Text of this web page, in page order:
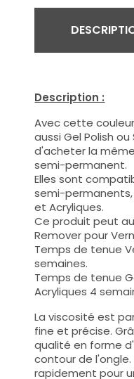
Description :
Avec cette
aussi Gel Polish
d'acheter la
semi-permanent.
Elles sont
semi-permanents,
et Acryliques.
Ce produit peut
Remover pour
Temps de tenue
semaines.
Temps de tenue
Acryliques 4
La viscosité est
fine et précise.
qualité en forme
contour de
rapidement pour